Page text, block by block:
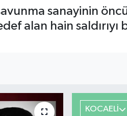
sanayinin
alan hain saldırıyı
KOCAELİ